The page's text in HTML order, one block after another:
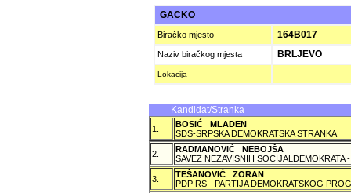
GACKO
Biračko mjesto 164B017
Naziv biračkog mjesta BRLJEVO
Lokacija
Kandidat/Stranka
1.
BOSIĆ MLADEN
SDS-SRPSKA DEMOKRATSKA STRANKA
2.
RADMANOVIĆ NEBOJŠA
SAVEZ NEZAVISNIH SOCIJALDEMOKRATA
3.
TEŠANOVIĆ ZORAN
PDP RS - PARTIJA DEMOKRATSKOG